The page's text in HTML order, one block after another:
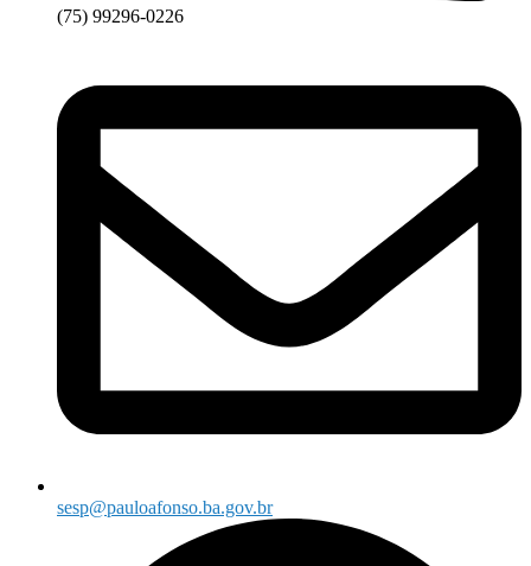
(75) 99296-0226
sesp@pauloafonso.ba.gov.br